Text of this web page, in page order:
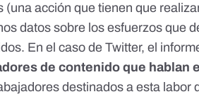
(una acción que tienen que
datos sobre los esfuerzos que
En el caso de Twitter, el
de contenido que hablan
destinados a esta labor